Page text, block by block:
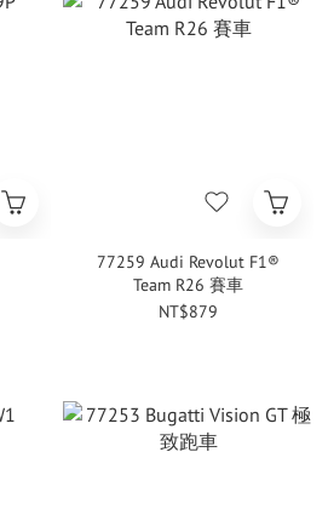
77259 Audi Revolut F1®
Team R26 賽車
NT$879